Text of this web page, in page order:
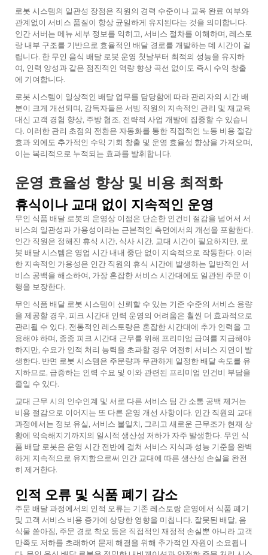
로봇 시스템의 일관성 장점은 직원의 경력 수준이나 교육 완료 여부와
관계없이 서비스 품질이 항상 균일하게 유지된다는 것을 의미합니다.
인간 서버는 메뉴 세부 정보를 익히고, 서비스 절차를 이해하며, 레스토
랑 내부 구조를 기반으로 효율적인 배달 경로를 개발하는 데 시간이 걸
립니다. 한 무인 음식 배달 로봇 운영 첫날부터 최적의 성능을 유지하
여, 인력 양성과 같은 점진적인 역량 향상 곡선 없이도 즉시 수익 창출
에 기여합니다.
로봇 시스템이 일상적인 배달 업무를 담당함에 따라 관리자의 시간 배
분이 크게 개선되며, 감독자들은 서빙 직원의 지속적인 관리 및 재교육
대신 고객 경험 향상, 주방 협조, 전략적 사업 개발에 집중할 수 있습니
다. 이러한 관리 초점의 전환은 자동화를 통한 직접적인 노동 비용 절감
효과 외에도 추가적인 수익 기회 창출 및 운영 효율성 향상을 가져오며,
이는 복리적으로 누적되는 효과를 발휘합니다.
운영 효율성 향상 및 비용 최적화
휴식이나 교대 없이 지속적인 운영
무인 식품 배달 로봇의 운영상 이점은 단순한 인건비 절감을 넘어서 서
비스의 일관성과 가용성이라는 근본적인 측면에서의 개선을 포함한다.
인간 직원은 정해진 휴식 시간, 식사 시간, 교대 시간이 필요하지만, 로
봇 배달 시스템은 영업 시간 내내 중단 없이 지속적으로 작동한다. 이러
한 지속적인 가용성은 인간 직원의 휴식 시간에 발생하는 일반적인 서
비스 공백을 해소하여, 가장 혼잡한 서비스 시간대에도 일관된 주문 이
행을 보장한다.
무인 식품 배달 로봇 시스템이 신뢰할 수 있는 기준 수준의 서비스 용량
을 제공할 경우, 피크 시간대 인력 운영의 어려움은 훨씬 더 효과적으로
관리될 수 있다. 전통적인 레스토랑은 혼잡한 시간대에 추가 인력을 고
용해야 하며, 종종 피크 시간대 근무를 위해 프리미엄 급여를 지급해야
하지만, 수요가 인적 처리 능력을 초과할 경우 여전히 서비스 지연이 발
생한다. 반면 로봇 시스템은 주문량과 무관하게 일정한 배달 속도를 유
지하므로, 급증하는 인력 수요 및 이와 관련된 프리미엄 인건비 부담을
줄일 수 있다.
교대 근무 시의 인수인계 및 서로 다른 서비스 팀 간 소통 공백 제거는
비용 절감으로 이어지는 또 다른 운영 개선 사항이다. 인간 직원의 교대
과정에서는 정보 유실, 서비스 불일치, 그리고 새로운 근무조가 현재 상
황에 익숙해지기까지의 일시적 생산성 저하가 자주 발생한다. 무인 식
품 배달 로봇은 운영 시간 전반에 걸쳐 서비스 지식과 성능 기준을 완벽
하게 지속적으로 유지함으로써 인간 교대에 따른 생산성 손실을 완전
히 제거한다.
인적 오류 및 식품 폐기 감소
주문 배달 과정에서의 인적 오류는 기존 레스토랑 운영에서 식품 폐기
및 고객 서비스 비용 증가에 상당한 영향을 미칩니다. 잘못된 배달, 음
식물 쏟아짐, 주문 경로 착오 등은 직접적인 재정적 손실뿐 아니라 고객
만족도 저하를 초래하여 문제 해결을 위해 추가적인 자원이 소요됩니